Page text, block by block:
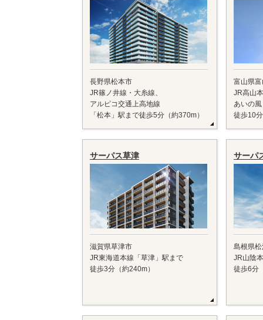
長野県松本市
JR篠ノ井線・大糸線、
アルピコ交通上高地線
「松本」駅まで徒歩5分（約370m）
富山県
JR高山
あいの
徒歩10
サーパス草津
滋賀県草津市
JR東海道本線「草津」駅まで
徒歩3分（約240m）
サーパ
島根県
JR山陰
徒歩6分